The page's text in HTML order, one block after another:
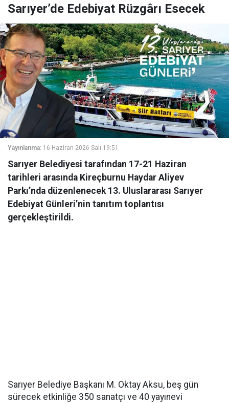
Sarıyer’de Edebiyat Rüzgârı Esecek
Yayınlanma: 16 Haziran 2026 Salı 19:51
Sarıyer Belediyesi tarafından 17-21 Haziran
tarihleri arasında Kireçburnu Haydar Aliyev
Parkı’nda düzenlenecek 13. Uluslararası Sarıyer
Edebiyat Günleri’nin tanıtım toplantısı
gerçekleştirildi.
Sarıyer Belediye Başkanı M. Oktay Aksu, beş gün
sürecek etkinliğe 350 sanatçı ve 40 yayınevi